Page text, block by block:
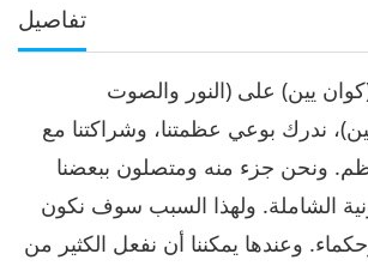
تفاصيل
(كوان يين) على (النور والصوت
ندرك بوعي عظمتنا، وشراكتنا مع
ونحن جزء منه ومتصلون ببعضنا
الشاملة. ولهذا السبب سوف نكون
وعندها يمكننا أن نفعل الكثير من